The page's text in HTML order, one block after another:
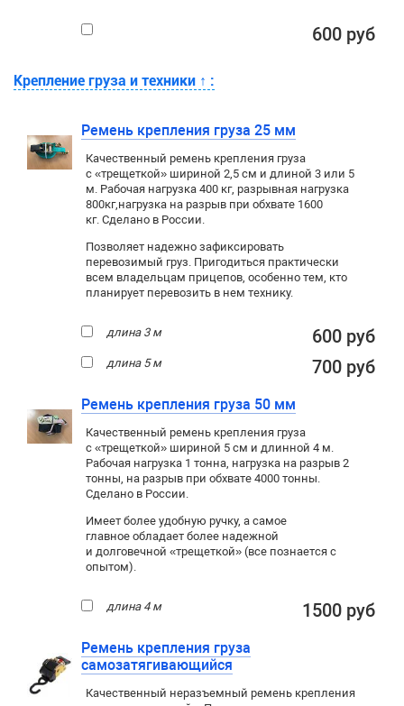
600 руб
Крепление груза и техники ↑ :
Ремень крепления груза 25 мм
Качественный ремень крепления груза
с «трещеткой» шириной 2,5 см и длиной 3 или 5
м. Рабочая нагрузка 400 кг, разрывная нагрузка
800кг,нагрузка на разрыв при обхвате 1600
кг. Сделано в России.
Позволяет надежно зафиксировать
перевозимый груз. Пригодиться практически
всем владельцам прицепов, особенно тем, кто
планирует перевозить в нем технику.
длина 3 м 600 руб
длина 5 м 700 руб
Ремень крепления груза 50 мм
Качественный ремень крепления груза
с «трещеткой» шириной 5 см и длинной 4 м.
Рабочая нагрузка 1 тонна, нагрузка на разрыв 2
тонны, на разрыв при обхвате 4000 тонны.
Сделано в России.
Имеет более удобную ручку, а самое
главное обладает более надежной
и долговечной «трещеткой» (все познается с
опытом).
длина 4 м 1500 руб
Ремень крепления груза
самозатягивающийся
Качественный неразъемный ремень крепления